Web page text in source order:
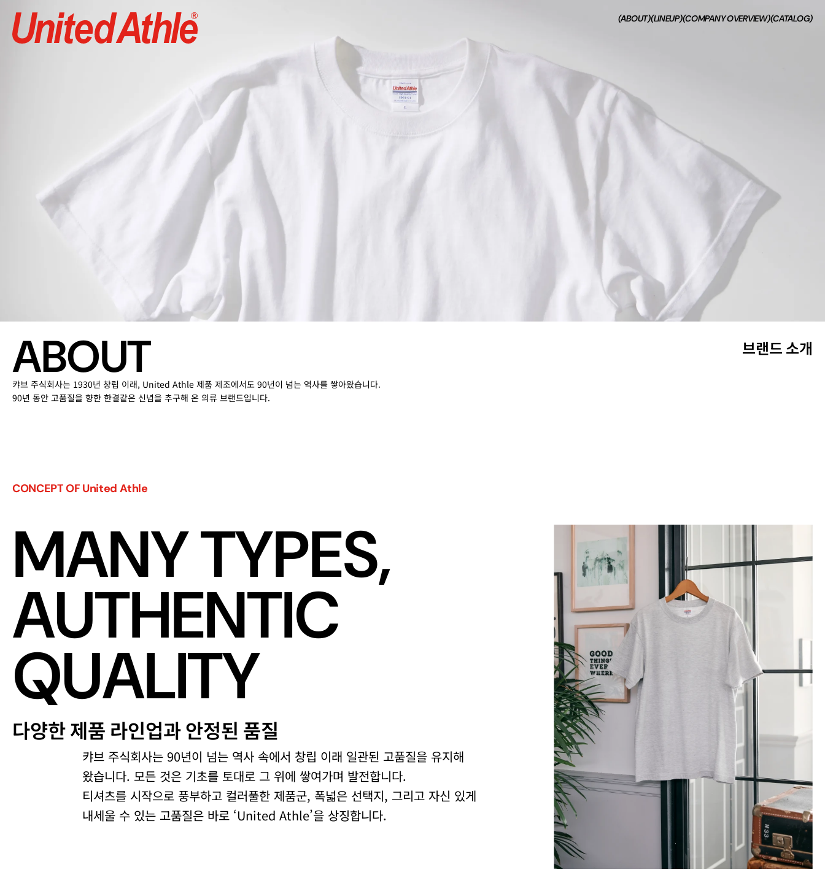
(ABOUT)(LINEUP)(COMPANY OVERVIEW)(CATALOG)
ABOUT 브랜드 소개
캬브 주식회사는 1930년 창립 이래, United Athle 제품 제조에서도 90년이 넘는 역사를 쌓아왔습니다.
90년 동안 고품질을 향한 한결같은 신념을 추구해 온 의류 브랜드입니다.
CONCEPTOF United Athle
MANYTYPES,
AUTHENTIC
QUALITY
다양한제품 라인업과안정된 품질
캬브 주식회사는 90년이 넘는 역사 속에서 창립 이래 일관된 고품질을 유지해
왔습니다. 모든 것은 기초를 토대로 그 위에 쌓여가며 발전합니다.
티셔츠를 시작으로 풍부하고 컬러풀한 제품군, 폭넓은 선택지, 그리고 자신 있게
내세울 수 있는 고품질은 바로 ‘United Athle’을 상징합니다.